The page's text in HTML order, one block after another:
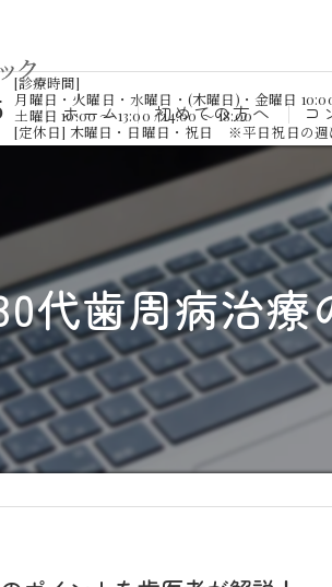
ホーム 初めての方へ コ
代歯周病治療
[診療時間]
月曜日・火曜日・水曜日・(木曜日)・金曜日
土曜日 10:00 ～ 13:00 / 14:00 ～ 18:00
[定休日] 木曜日・日曜日・祝日 ※平日祝日の週